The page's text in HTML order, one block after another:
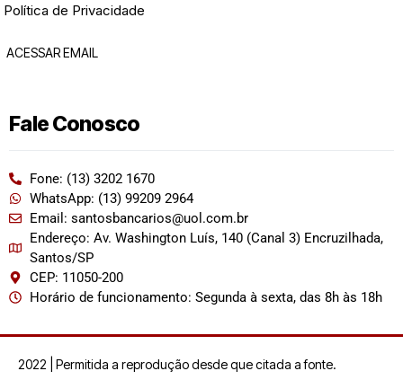
Política de Privacidade
ACESSAR EMAIL
Fale Conosco
Fone: (13) 3202 1670
WhatsApp: (13) 99209 2964
Email: santosbancarios@uol.com.br
Endereço: Av. Washington Luís, 140 (Canal 3) Encruzilhada,
Santos/SP
CEP: 11050-200
Horário de funcionamento: Segunda à sexta, das 8h às 18h
2022 | Permitida a reprodução desde que citada a fonte.